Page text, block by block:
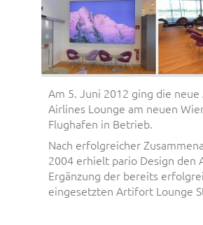
Am 5. Juni 2012 ging die neue
Airlines Lounge am neuen
Flughafen in Betrieb.
Nach erfolgreicher
2004 erhielt pario Design den
Ergänzung der bereits
eingesetzten Artifort Lounge